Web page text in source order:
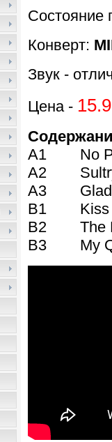
Состояние
Конверт:
Звук -
Цена -
A1 No
A2
A3 Glad
B1 Kiss
B2 The
B3 My